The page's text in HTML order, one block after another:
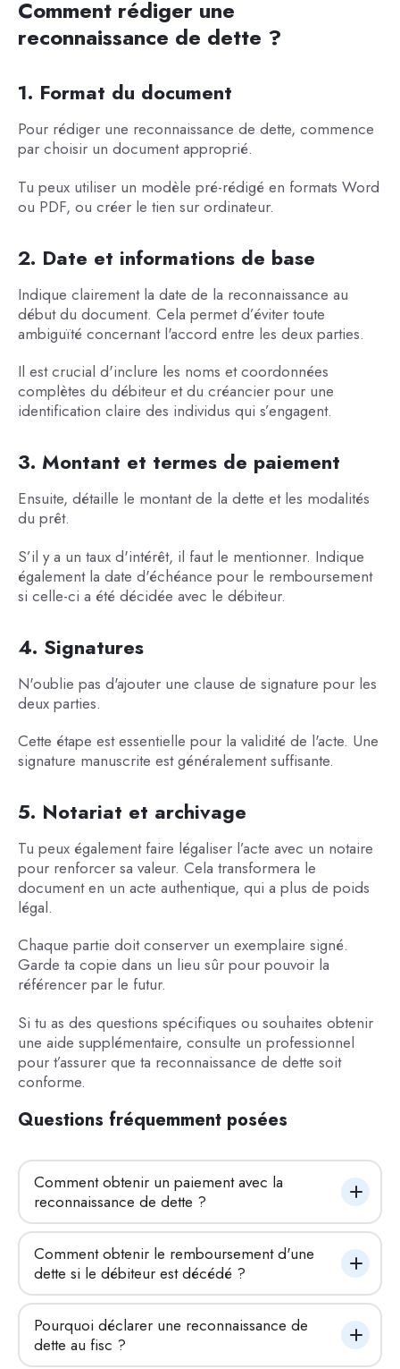
Comment rédiger une
reconnaissance de dette ?
1. Format du document
Pour rédiger une reconnaissance de dette, commence
par choisir un document approprié.
Tu peux utiliser un modèle pré-rédigé en formats Word
ou PDF, ou créer le tien sur ordinateur.
2. Date et informations de base
Indique clairement la date de la reconnaissance au
début du document. Cela permet d’éviter toute
ambiguïté concernant l'accord entre les deux parties.
Il est crucial d'inclure les noms et coordonnées
complètes du débiteur et du créancier pour une
identification claire des individus qui s’engagent.
3. Montant et termes de paiement
Ensuite, détaille le montant de la dette et les modalités
du prêt.
S’il y a un taux d'intérêt, il faut le mentionner. Indique
également la date d'échéance pour le remboursement
si celle-ci a été décidée avec le débiteur.
4. Signatures
N'oublie pas d'ajouter une clause de signature pour les
deux parties.
Cette étape est essentielle pour la validité de l'acte. Une
signature manuscrite est généralement suffisante.
5. Notariat et archivage
Tu peux également faire légaliser l’acte avec un notaire
pour renforcer sa valeur. Cela transformera le
document en un acte authentique, qui a plus de poids
légal.
Chaque partie doit conserver un exemplaire signé.
Garde ta copie dans un lieu sûr pour pouvoir la
référencer par le futur.
Si tu as des questions spécifiques ou souhaites obtenir
une aide supplémentaire, consulte un professionnel
pour t’assurer que ta reconnaissance de dette soit
conforme.
Questions fréquemment posées
Comment obtenir un paiement avec la
reconnaissance de dette ?
Comment obtenir le remboursement d'une
dette si le débiteur est décédé ?
Pourquoi déclarer une reconnaissance de
dette au fisc ?